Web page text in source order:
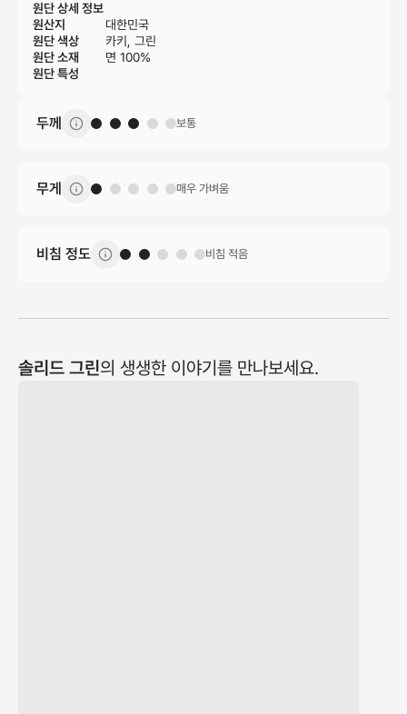
원단 상세 정보
원산지
대한민국
원단 색상
카키, 그린
원단 소재
면 100%
원단 특성
두께 보통
무게 매우 가벼움
비침 정도 비침 적음
솔리드 그린의 생생한 이야기를 만나보세요.